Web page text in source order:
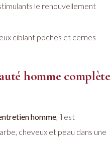
le renouvellement
ciblant poches et cernes
homme complète
homme , il est
cheveux et peau dans une